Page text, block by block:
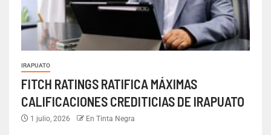
IRAPUATO
FITCH RATINGS RATIFICA MÁXIMAS
CALIFICACIONES CREDITICIAS DE IRAPUATO
1 julio, 2026 En Tinta Negra